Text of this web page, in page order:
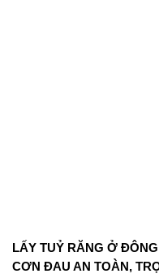
LẤY TUỶ RĂNG Ở
CƠN ĐAU AN TOÀN,